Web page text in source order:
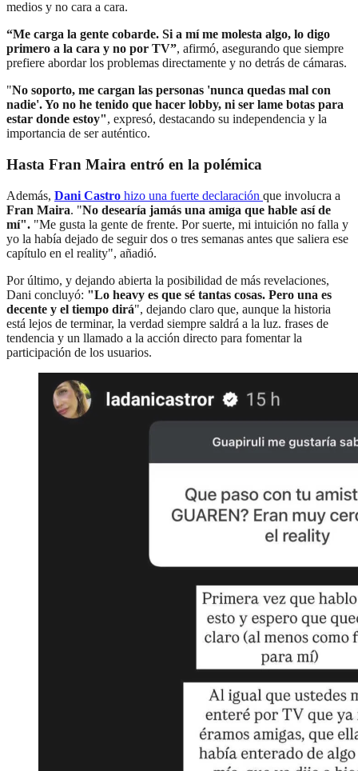
medios y no cara a cara.
“Me carga la gente cobarde. Si a mí me molesta algo, lo digo
primero a la cara y no por TV”, afirmó, asegurando que siempre
prefiere abordar los problemas directamente y no detrás de cámaras.
"No soporto, me cargan las personas 'nunca quedas mal con
nadie'. Yo no he tenido que hacer lobby, ni ser lame botas para
estar donde estoy", expresó, destacando su independencia y la
importancia de ser auténtico.
Hasta Fran Maira entró en la polémica
Además, Dani Castro hizo una fuerte declaración que involucra a
Fran Maira. "No desearía jamás una amiga que hable así de
mí". "Me gusta la gente de frente. Por suerte, mi intuición no falla y
yo la había dejado de seguir dos o tres semanas antes que saliera ese
capítulo en el reality", añadió.
Por último, y dejando abierta la posibilidad de más revelaciones,
Dani concluyó: "Lo heavy es que sé tantas cosas. Pero una es
decente y el tiempo dirá", dejando claro que, aunque la historia
está lejos de terminar, la verdad siempre saldrá a la luz. frases de
tendencia y un llamado a la acción directo para fomentar la
participación de los usuarios.